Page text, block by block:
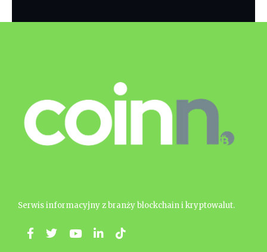
Serwis informacyjny z branży blockchain i kryptowalut.